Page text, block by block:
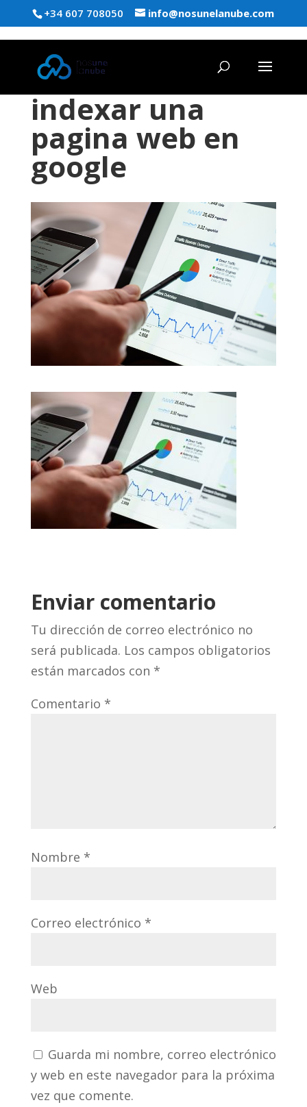
+34 607 708050 info@nosunelanube.com
indexar una
pagina web en
google
Enviar comentario
Tu dirección de correo electrónico no
será publicada. Los campos obligatorios
están marcados con *
Comentario *
Nombre *
Correo electrónico *
Web
Guarda mi nombre, correo electrónico
y web en este navegador para la próxima
vez que comente.